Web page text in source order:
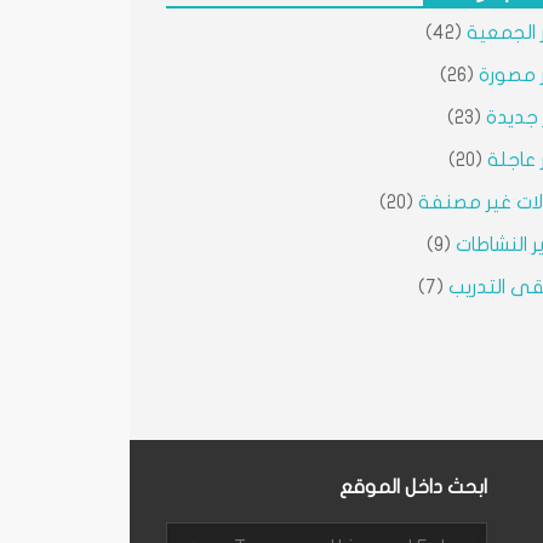
الجمعية (42)
مصورة (26)
جديدة (23)
عاجلة (20)
غير مصنفة (20)
النشاطات (9)
التدريب (7)
ابحث داخل الموقع